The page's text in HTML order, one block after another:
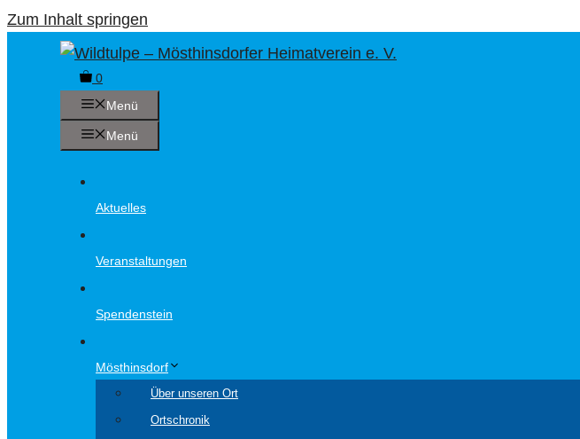
Zum Inhalt springen
0
Menü
Menü
Aktuelles
Veranstaltungen
Spendenstein
Mösthinsdorf
Über unseren Ort
Ortschronik